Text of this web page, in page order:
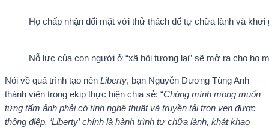
Họ chấp nhận đối mặt với thử thách để tự chữa lành và
Nỗ lực của con người ở “xã hội tương lai” sẽ mở ra cho họ
Nói về quá trình tạo nên Liberty, bạn Nguyễn Dương Tùng Anh –
thành viên trong ekip thực hiện chia sẻ: “Chúng mình mong muốn
từng tấm ảnh phải có tính nghệ thuật và truyền tải trọn vẹn được
thông điệp. ‘Liberty’ chính là hành trình tự chữa lành, khát khao